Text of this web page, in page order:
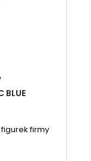
BLUE
firmy